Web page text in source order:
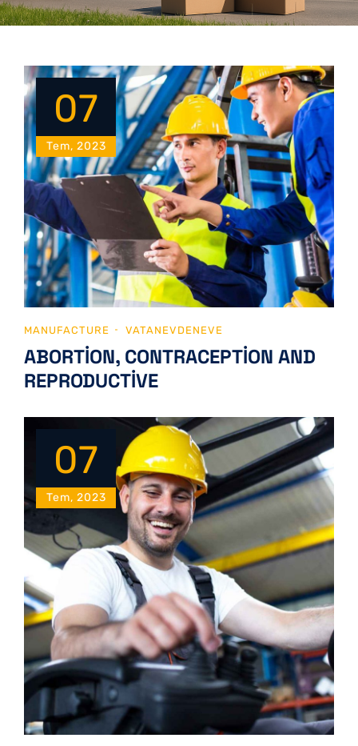
07
Tem, 2023
MANUFACTURE VATANEVDENEVE
ABORTION, CONTRACEPTION AND
REPRODUCTIVE
07
Tem, 2023